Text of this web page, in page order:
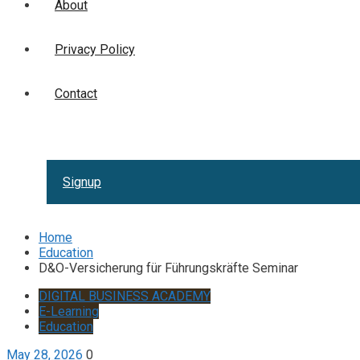
About
Privacy Policy
Contact
Signup
Home
Education
D&O-Versicherung für Führungskräfte Seminar
DIGITAL BUSINESS ACADEMY
E-Learning
Education
May 28, 2026 0